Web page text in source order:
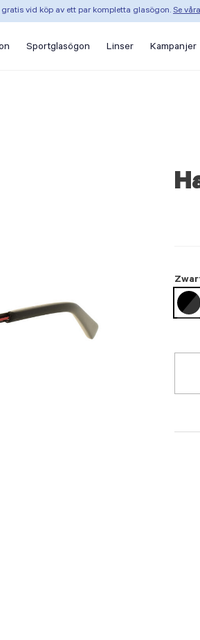
vid köp av ett par kompletta glasögon. Se
Sportglasögon Linser Kampanjer